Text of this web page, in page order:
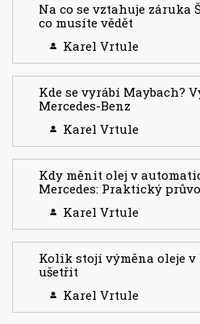
Na co se vztahuje záruka
co musíte vědět
Karel Vrtule
Kde se vyrábí Maybach?
Mercedes-Benz
Karel Vrtule
Kdy měnit olej v
Mercedes: Praktický
Karel Vrtule
Kolik stojí výměna oleje v
ušetřit
Karel Vrtule